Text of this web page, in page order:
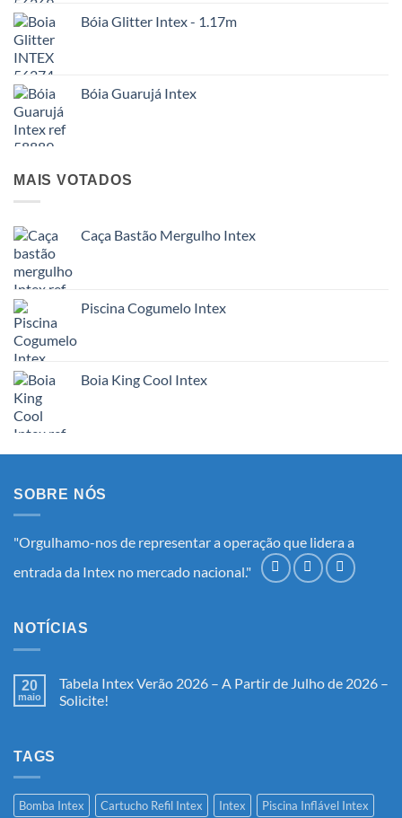
Bóia Glitter Intex - 1.17m
Bóia Guarujá Intex
MAIS VOTADOS
Caça Bastão Mergulho Intex
Piscina Cogumelo Intex
Boia King Cool Intex
SOBRE NÓS
"Orgulhamo-nos de representar a operação que lidera a
entrada da Intex no mercado nacional."
NOTÍCIAS
20
maio
Tabela Intex Verão 2026 – A Partir de Julho de 2026 –
Solicite!
–
A
TAGS
Bomba Intex Cartucho Refil Intex Intex Piscina Inflável Intex